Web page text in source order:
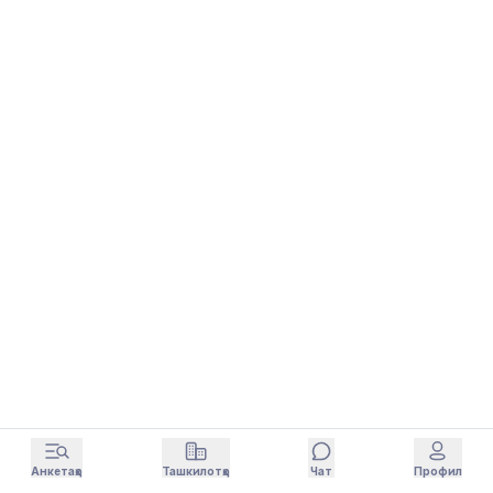
Анкетаҳо Ташкилотҳо Чат Профил